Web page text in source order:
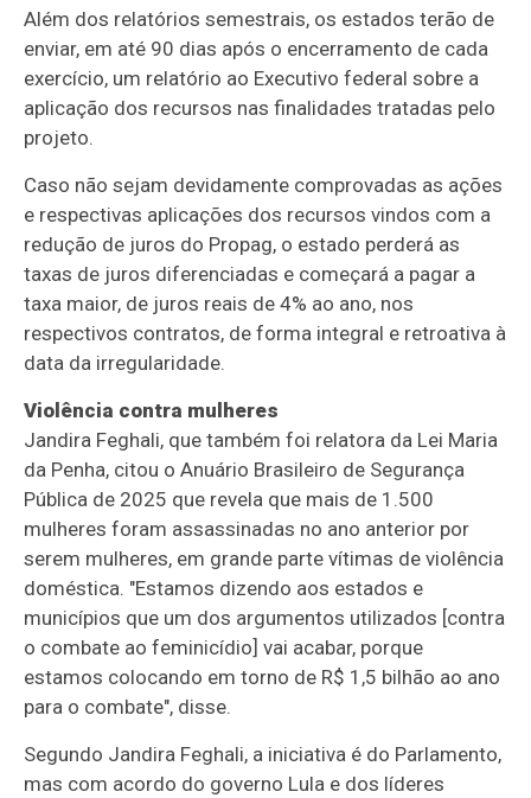
Além dos relatórios semestrais, os estados terão de
enviar, em até 90 dias após o encerramento de cada
exercício, um relatório ao Executivo federal sobre a
aplicação dos recursos nas finalidades tratadas pelo
projeto.
Caso não sejam devidamente comprovadas as ações
e respectivas aplicações dos recursos vindos com a
redução de juros do Propag, o estado perderá as
taxas de juros diferenciadas e começará a pagar a
taxa maior, de juros reais de 4% ao ano, nos
respectivos contratos, de forma integral e retroativa à
data da irregularidade.
Violência contra mulheres
Jandira Feghali, que também foi relatora da Lei Maria
da Penha, citou o Anuário Brasileiro de Segurança
Pública de 2025 que revela que mais de 1.500
mulheres foram assassinadas no ano anterior por
serem mulheres, em grande parte vítimas de violência
doméstica. "Estamos dizendo aos estados e
municípios que um dos argumentos utilizados [contra
o combate ao feminicídio] vai acabar, porque
estamos colocando em torno de R$ 1,5 bilhão ao ano
para o combate", disse.
Segundo Jandira Feghali, a iniciativa é do Parlamento,
mas com acordo do governo Lula e dos líderes